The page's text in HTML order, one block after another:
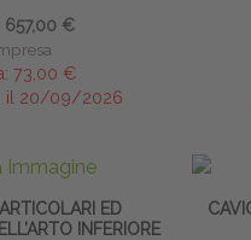
657,00 €
73,00 €
il 20/09/2026
ED
INFERIORE